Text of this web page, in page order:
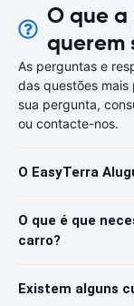
O que a
querem
As perguntas e
das questões mais
sua pergunta,
ou contacte-nos.
O EasyTerra
O que é que
carro?
Existem alguns